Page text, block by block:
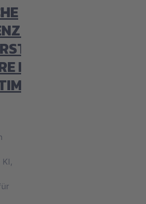
IN DER
INHALTE